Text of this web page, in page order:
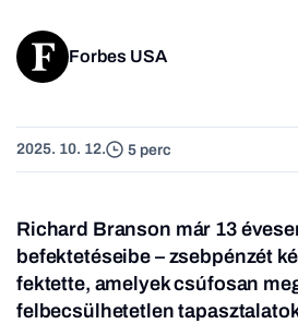
Forbes USA
2025. 10. 12. 5 perc
Richard Branson már 13
befektetéseibe – zsebpénzét
fektette, amelyek csúfosan
felbecsülhetetlen